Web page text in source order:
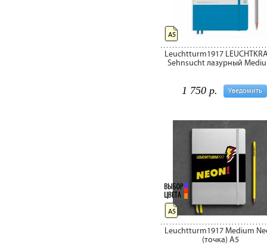
Leuchtturm1917
Sehnsucht лазурный
Уведомить
1 750 р.
А5
Leuchtturm1917 Medium
(точка) А5
А5